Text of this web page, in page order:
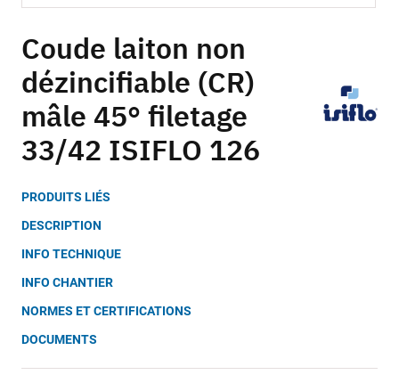
to
the
beginning
of
the
images
gallery
Coude laiton non
dézincifiable (CR)
mâle 45° filetage
33/42 ISIFLO 126
PRODUITS LIÉS
DESCRIPTION
INFO TECHNIQUE
INFO CHANTIER
NORMES ET CERTIFICATIONS
DOCUMENTS